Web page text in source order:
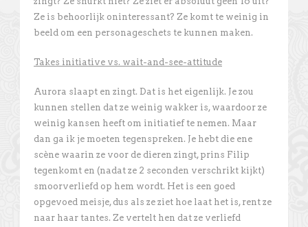
Ze is behoorlijk oninteressant? Ze komt te weinig in
beeld om een personageschets te kunnen maken.
Takes initiative vs. wait-and-see-attitude
Aurora slaapt en zingt. Dat is het eigenlijk. Je zou
kunnen stellen dat ze weinig wakker is, waardoor ze
weinig kansen heeft om initiatief te nemen. Maar
dan ga ik je moeten tegenspreken. Je hebt die ene
scène waarin ze voor de dieren zingt, prins Filip
tegenkomt en (nadat ze 2 seconden verschrikt kijkt)
smoorverliefd op hem wordt. Het is een goed
opgevoed meisje, dus als ze ziet hoe laat het is, rent ze
naar haar tantes. Ze vertelt hen dat ze verliefd